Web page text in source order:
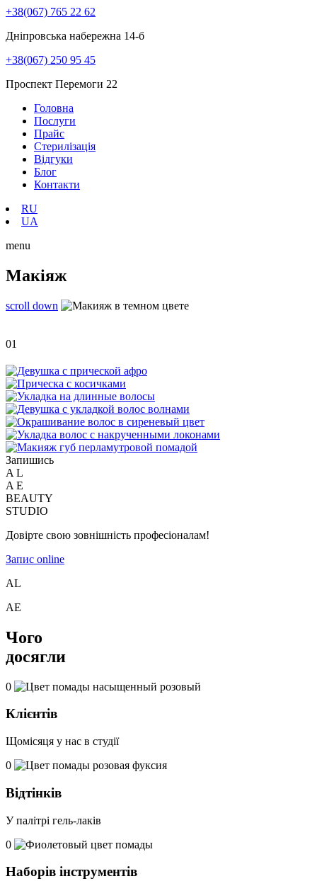
+38(067) 765 22 62
Дніпровська набережна 14-б
+38(067) 250 95 45
Проспект Перемоги 22
Головна
Послуги
Прайс
Стерилізація
Відгуки
Блог
Контакти
RU
UA
menu
Макіяж
scroll down
01
Запишись
A L
A E
BEAUTY
STUDIO
Довірте свою зовнішність професіоналам!
Запис online
AL
AE
Чого
досягли
0
Клієнтів
Щомісяця у нас в студії
0
Відтінків
У палітрі гель-лаків
0
Наборів інструментів